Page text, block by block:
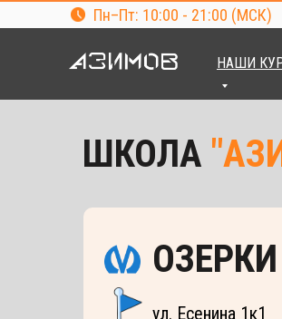
НАШИ
Пн–Пт: 10:00 - 21:00 (МСК)
ШКОЛА
ОЗЕРКИ
ул. Есенина 1к1